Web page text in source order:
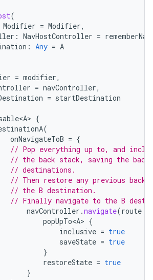
(
Modifier = Modifier,
: NavHostController =
: Any = A
= modifier,
= navController,
= startDestination
{
(
onNavigateToB = {
// Pop everything up to, and
// the back stack, saving the
// destinations.
// Then restore any previous back
// the B destination.
// Finally navigate to the B
navController .navigate(route
popUpTo<A> {
inclusive = true
saveState = true
}
restoreState = true
}